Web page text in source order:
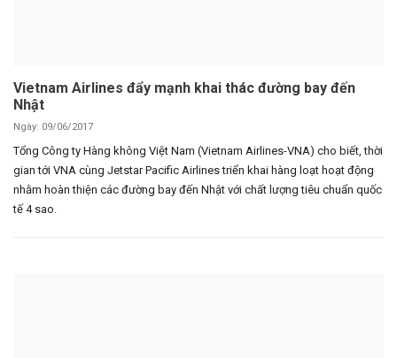
Vietnam Airlines đẩy mạnh khai thác đường bay đến
Nhật
Ngày: 09/06/2017
Tổng Công ty Hàng không Việt Nam (Vietnam Airlines-VNA) cho biết, thời
gian tới VNA cùng Jetstar Pacific Airlines triển khai hàng loạt hoạt động
nhằm hoàn thiện các đường bay đến Nhật với chất lượng tiêu chuẩn quốc
tế 4 sao.